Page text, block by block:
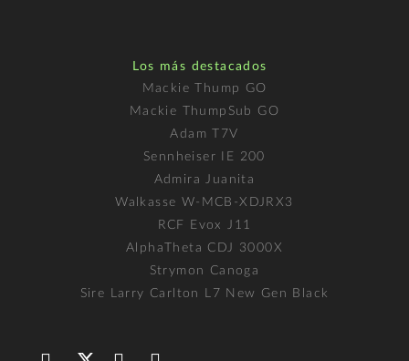
Los más destacados
Mackie Thump GO
Mackie ThumpSub GO
Adam T7V
Sennheiser IE 200
Admira Juanita
Walkasse W-MCB-XDJRX3
RCF Evox J11
AlphaTheta CDJ 3000X
Strymon Canoga
Sire Larry Carlton L7 New Gen Black